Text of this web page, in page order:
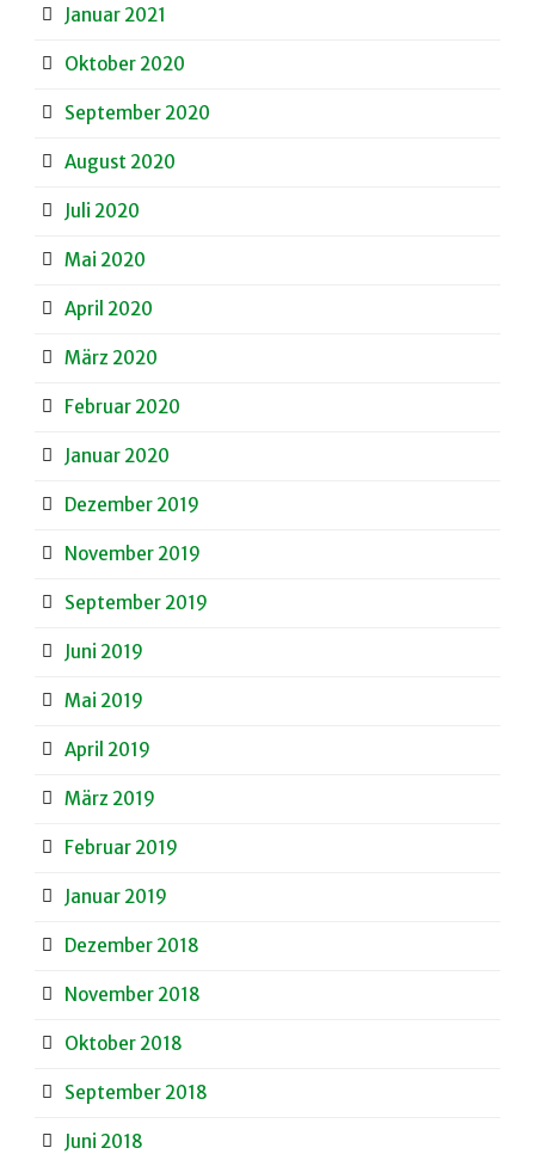
Januar 2021
Oktober 2020
September 2020
August 2020
Juli 2020
Mai 2020
April 2020
März 2020
Februar 2020
Januar 2020
Dezember 2019
November 2019
September 2019
Juni 2019
Mai 2019
April 2019
März 2019
Februar 2019
Januar 2019
Dezember 2018
November 2018
Oktober 2018
September 2018
Juni 2018